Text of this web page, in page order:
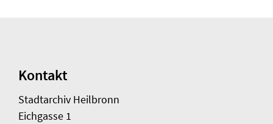
Kontakt
Stadtarchiv Heilbronn
Eichgasse 1